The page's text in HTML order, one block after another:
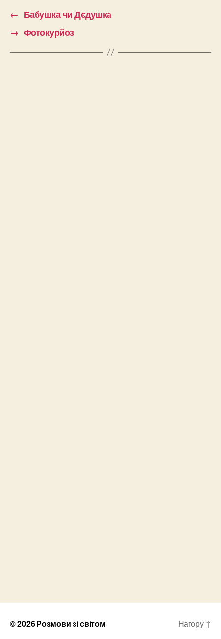
← Бабушка чи Дєдушка
→ Фотокурйоз
© 2026Розмови зі світом Нагору ↑